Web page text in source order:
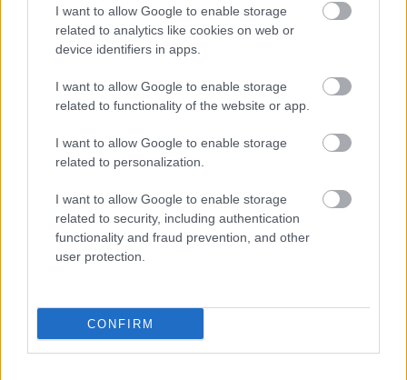
I want to allow Google to enable storage
related to analytics like cookies on web or
device identifiers in apps.
I want to allow Google to enable storage
related to functionality of the website or app.
I want to allow Google to enable storage
related to personalization.
I want to allow Google to enable storage
related to security, including authentication
functionality and fraud prevention, and other
user protection.
CONFIRM